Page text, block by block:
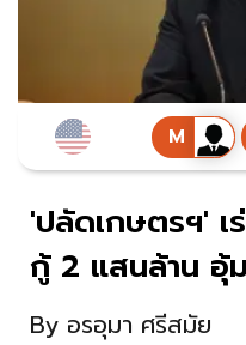
'ปลัดเกษตรฯ' เ
กู้ 2 แสนล้าน อุ้
By อรอุมา ศรีสมัย